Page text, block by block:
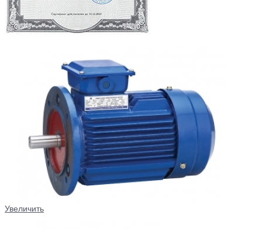
Увеличить